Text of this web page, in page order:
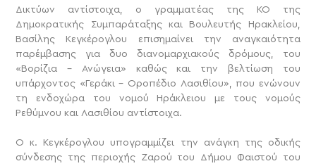
Δικτύων αντίστοιχα, ο γραμματέας της ΚΟ της
Δημοκρατικής Συμπαράταξης και Βουλευτής Ηρακλείου,
Βασίλης Κεγκέρογλου επισημαίνει την αναγκαιότητα
παρέμβασης για δυο διανομαρχιακούς δρόμους, του
«Βορίζια – Ανώγεια» καθώς και την βελτίωση του
υπάρχοντος «Γεράκι – Οροπέδιο Λασιθίου», που ενώνουν
τη ενδοχώρα του νομού Ηράκλειου με τους νομούς
Ρεθύμνου και Λασιθίου αντίστοιχα.
Ο κ. Κεγκέρογλου υπογραμμίζει την ανάγκη της οδικής
σύνδεσης της περιοχής Ζαρού του Δήμου Φαιστού του